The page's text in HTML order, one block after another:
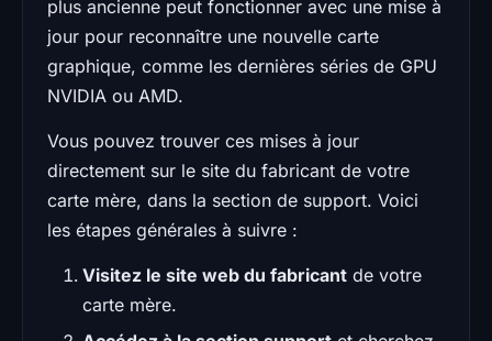
plus ancienne peut fonctionner avec une mise à
jour pour reconnaître une nouvelle carte
graphique, comme les dernières séries de GPU
NVIDIA ou AMD.
Vous pouvez trouver ces mises à jour
directement sur le site du fabricant de votre
carte mère, dans la section de support. Voici
les étapes générales à suivre :
Visitez le site web du fabricant de votre
carte mère.